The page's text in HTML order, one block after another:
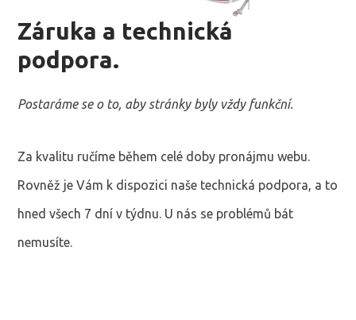
Záruka a technická
podpora.
Postaráme se o to, aby stránky byly vždy funkční.
Za kvalitu ručíme během celé doby pronájmu webu.
Rovněž je Vám k dispozici naše technická podpora, a to
hned všech 7 dní v týdnu. U nás se problémů bát
nemusíte.